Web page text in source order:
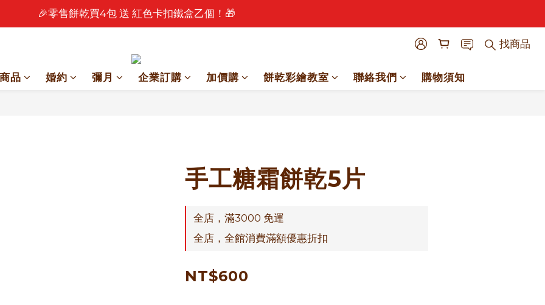
🎉 2026 中秋早鳥優惠中 🎉
🎉零售餅乾買4包 送 紅色卡扣鐵盒乙個！🎁
找商品
品 婚約 彌月 企業訂購 加價購 餅乾彩繪教室 聯絡我們 購物須知
手工糖霜餅乾5片
全店，滿3000 免運
全店，全館消費滿額優惠折扣
NT$600